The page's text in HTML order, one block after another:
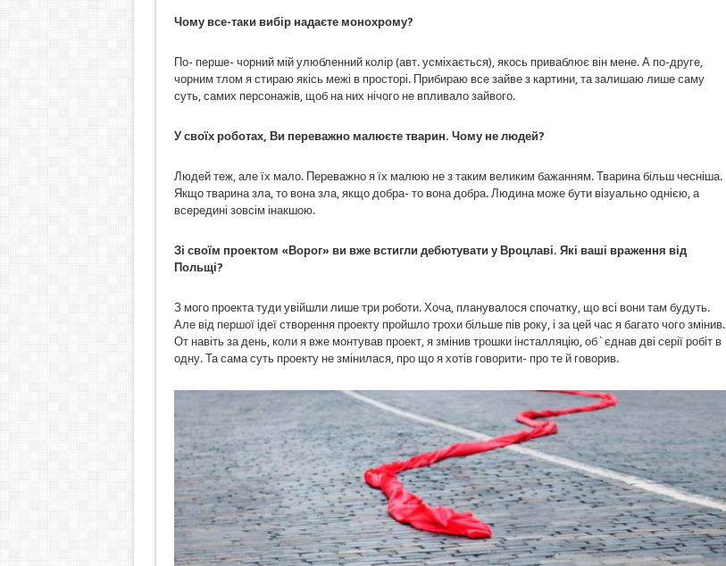
Чому все-таки вибір надаєте монохрому?
По- перше- чорний мій улюбленний колір (авт. усміхається), якось приваблює він мене. А по-друге,
чорним тлом я стираю якісь межі в просторі. Прибираю все зайве з картини, та залишаю лише саму
суть, самих персонажів, щоб на них нічого не впливало зайвого.
У своїх роботах, Ви переважно малюєте тварин. Чому не людей?
Людей теж, але їх мало. Переважно я їх малюю не з таким великим бажанням. Тварина більш чесніша.
Якщо тварина зла, то вона зла, якщо добра- то вона добра. Людина може бути візуально однією, а
всередині зовсім інакшою.
Зі своїм проектом «Ворог» ви вже встигли дебютувати у Вроцлаві. Які ваші враження від
Польщі?
З мого проекта туди увійшли лише три роботи. Хоча, планувалося спочатку, що всі вони там будуть.
Але від першої ідеї створення проекту пройшло трохи більше пів року, і за цей час я багато чого змінив.
От навіть за день, коли я вже монтував проект, я змінив трошки інсталляцію, об`єднав дві серії робіт в
одну. Та сама суть проекту не змінилася, про що я хотів говорити- про те й говорив.